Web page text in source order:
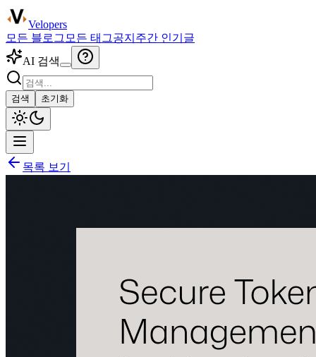
Velopers
모든 블로그 모든 태그공지 주간 인기글
AI 검색
검색 초기화
목록 보기